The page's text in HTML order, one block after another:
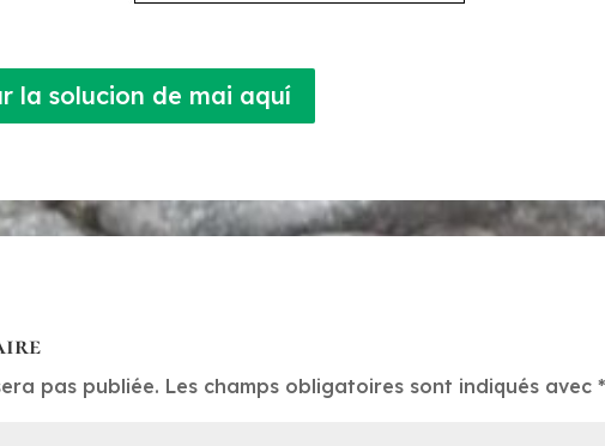
la solucion de mai aquí
pas publiée. Les champs obligatoires sont indiqués avec